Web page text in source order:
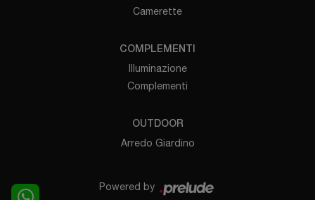
Camerette
COMPLEMENTI
Illuminazione
Complementi
OUTDOOR
Arredo Giardino
Powered by